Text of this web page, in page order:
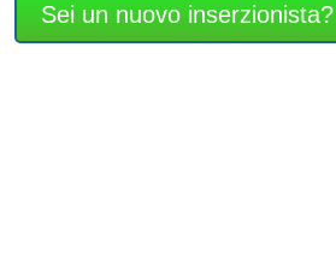
Sei un nuovo